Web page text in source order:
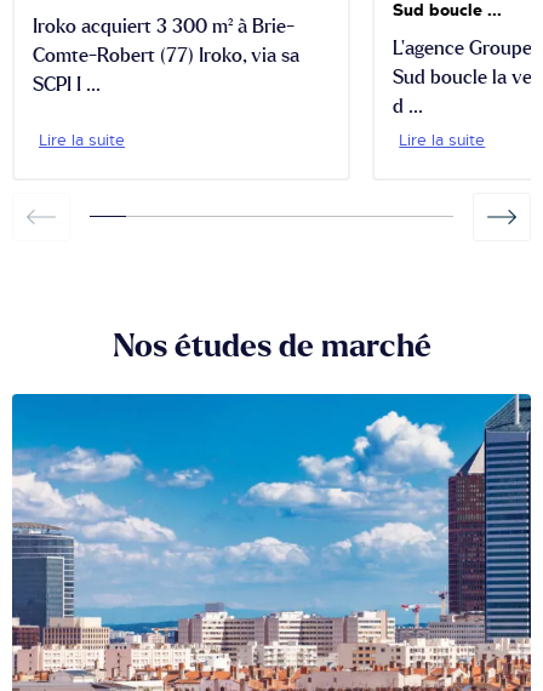
Iroko acquiert 3 300 m² à Brie-
Comte-Robert (77) Iroko, via sa
SCPI I ...
Lire la suite
Sud boucle ...
L’agence
Sud boucle la
d ...
Lire la suite
Nos études de marché